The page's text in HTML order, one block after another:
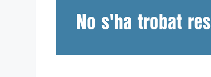
No s'ha trobat res